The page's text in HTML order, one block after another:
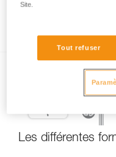
Les systèmes de
Les différentes
Site.
Tout refuser